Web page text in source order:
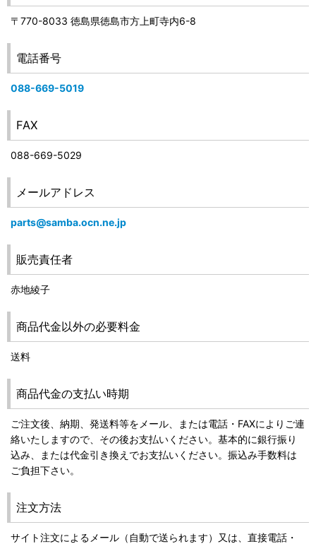
〒770-8033 徳島県徳島市方上町寺内6-8
電話番号
088-669-5019
FAX
088-669-5029
メールアドレス
parts@samba.ocn.ne.jp
販売責任者
赤地綾子
商品代金以外の必要料金
送料
商品代金の支払い時期
ご注文後、納期、発送料等をメール、または電話・FAXによりご連
絡いたしますので、その後お支払いください。基本的に銀行振り
込み、または代金引き換えでお支払いください。振込み手数料は
ご負担下さい。
注文方法
サイト注文によるメール（自動で送られます）又は、直接電話・